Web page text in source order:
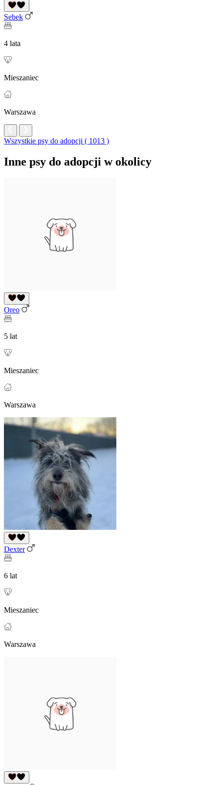
Sebek
4 lata
Mieszaniec
Warszawa
Wszystkie psy do adopcji ( 1013 )
Inne psy do adopcji w okolicy
Oreo
5 lat
Mieszaniec
Warszawa
Dexter
6 lat
Mieszaniec
Warszawa